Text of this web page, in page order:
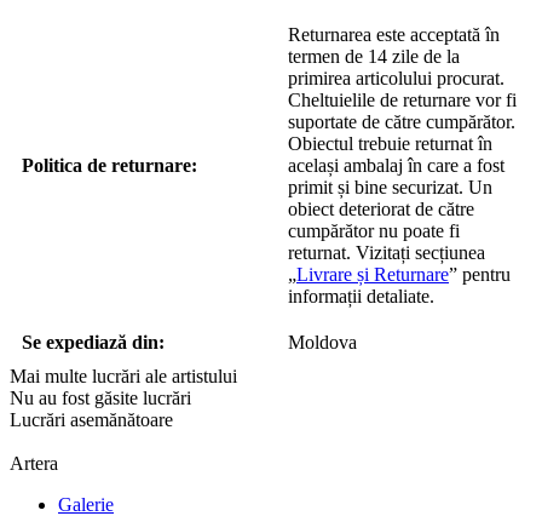
Politica de returnare:
Returnarea este acceptată în
termen de 14 zile de la
primirea articolului procurat.
Cheltuielile de returnare vor fi
suportate de către cumpărător.
Obiectul trebuie returnat în
același ambalaj în care a fost
primit și bine securizat. Un
obiect deteriorat de către
cumpărător nu poate fi
returnat. Vizitați secțiunea
„Livrare și Returnare” pentru
informații detaliate.
Se expediază din:
Moldova
Mai multe lucrări ale artistului
Nu au fost găsite lucrări
Lucrări asemănătoare
Artera
Galerie